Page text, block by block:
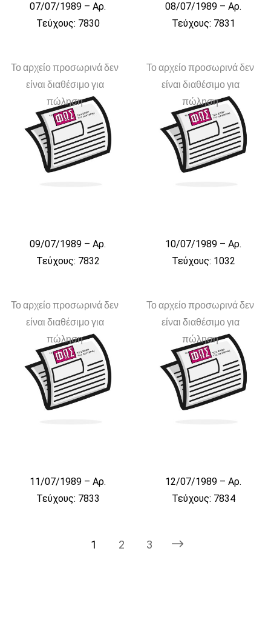
07/07/1989 – Αρ.
Τεύχους: 7830
08/07/1989 – Αρ.
Τεύχους: 7831
Το αρχείο προσωρινά δεν
είναι διαθέσιμο για
πώληση
09/07/1989 – Αρ.
Τεύχους: 7832
Το αρχείο προσωρινά δεν
είναι διαθέσιμο για
πώληση
10/07/1989 – Αρ.
Τεύχους: 1032
Το αρχείο προσωρινά δεν
είναι διαθέσιμο για
πώληση
11/07/1989 – Αρ.
Τεύχους: 7833
Το αρχείο προσωρινά δεν
είναι διαθέσιμο για
πώληση
12/07/1989 – Αρ.
Τεύχους: 7834
1 2 3